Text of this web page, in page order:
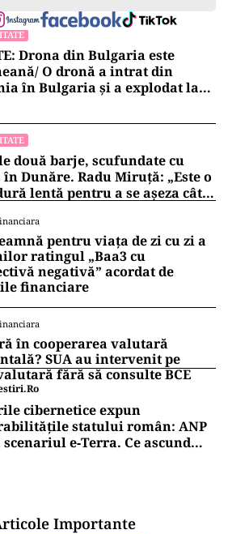
Drona din Bulgaria este
O dronă a intrat din
în Bulgaria şi a explodat la
două barje, scufundate cu
în Dunăre. Radu Miruță: „Este o
lentă pentru a se așeza cât
pentru viața de zi cu zi a
ratingul „Baa3 cu
negativă” acordat de
financiare
în cooperarea valutară
SUA au intervenit pe
fără să consulte BCE
cibernetice expun
statului român: ANP
e‑Terra. Ce ascund
Importante